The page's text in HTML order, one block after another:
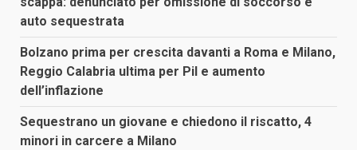
auto sequestrata
Bolzano prima per crescita davanti a Roma e Milano,
Reggio Calabria ultima per Pil e aumento
dell’inflazione
Sequestrano un giovane e chiedono il riscatto, 4
minori in carcere a Milano